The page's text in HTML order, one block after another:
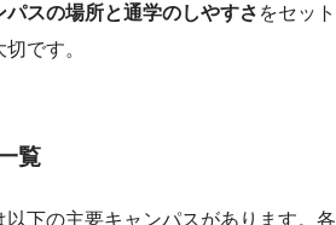
パスの場所と通学のしやすさ をセット
です。
覧
下の主要キャンパスがあります。各